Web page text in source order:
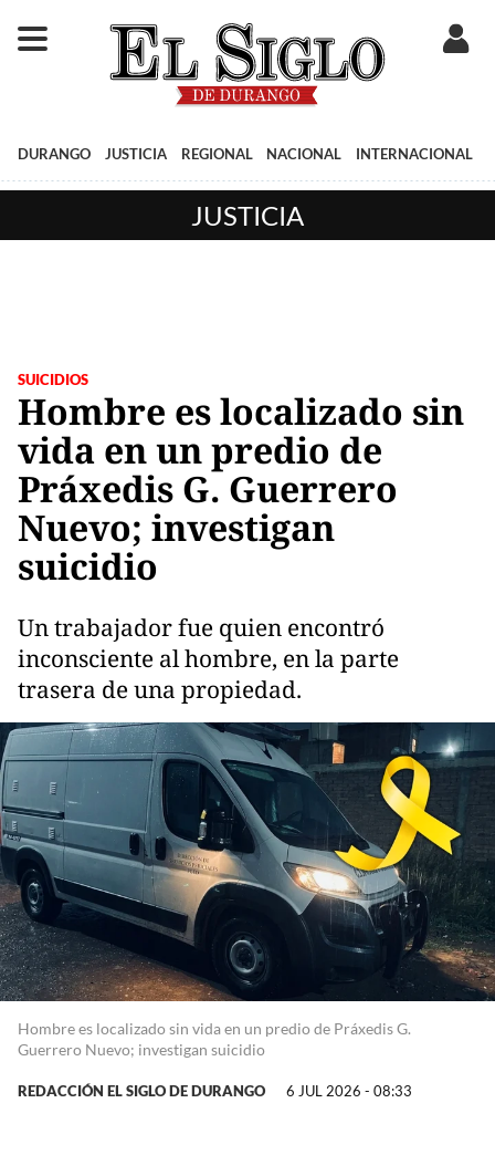
DURANGO JUSTICIA REGIONAL NACIONAL INTERNACIONAL
JUSTICIA
SUICIDIOS
Hombre es localizado sin
vida en un predio de
Práxedis G. Guerrero
Nuevo; investigan
suicidio
Un trabajador fue quien encontró
inconsciente al hombre, en la parte
trasera de una propiedad.
Hombre es localizado sin vida en un predio de Práxedis G.
Guerrero Nuevo; investigan suicidio
REDACCIÓN EL SIGLO DE DURANGO 6 JUL 2026 - 08:33